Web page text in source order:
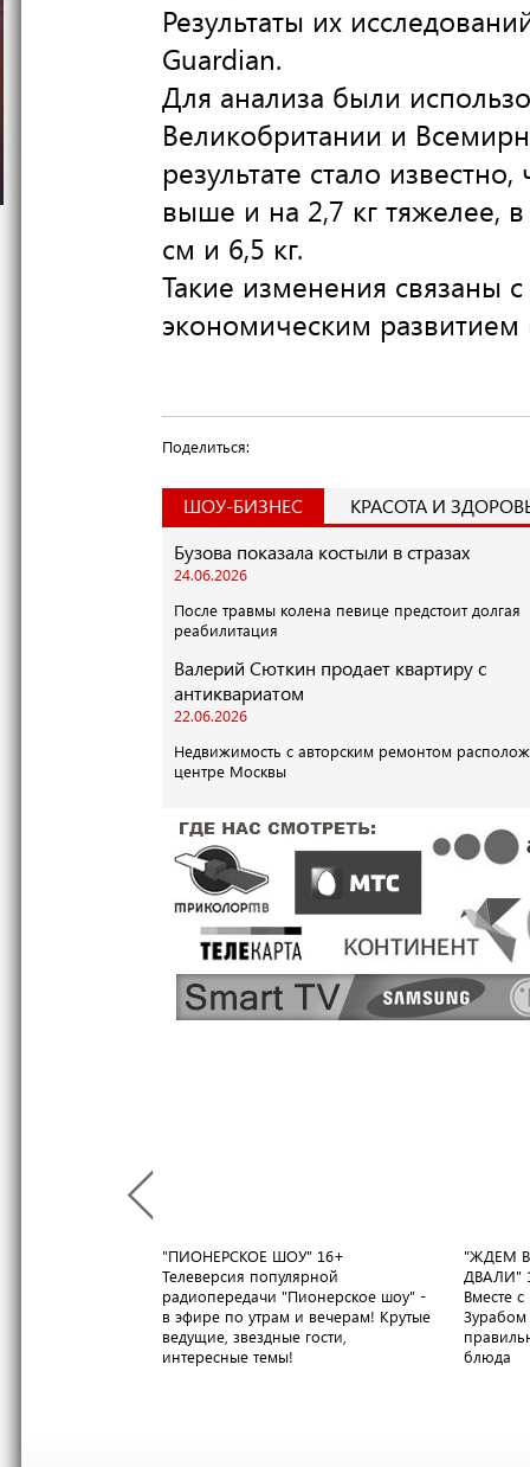
Результаты их
Guardian.
Для анализа были
Великобритании и
результате стало
выше и на 2,7 кг тяжелее,
см и 6,5 кг.
Такие изменения связаны
экономическим
Поделиться:
ШОУ-БИЗНЕС
КРАСОТА И
Бузова показала костыли в стразах
24.06.2026
После травмы колена певице предстоит долгая
реабилитация
Валерий Сюткин продает квартиру с
антиквариатом
22.06.2026
Недвижимость с авторским ремонтом
центре Москвы
"ПИОНЕРСКОЕ ШОУ" 16+
Телеверсия популярной
радиопередачи "Пионерское шоу" -
в эфире по утрам и вечерам! Крутые
ведущие, звездные гости,
интересные темы!
"ЖДЕМ
ДВАЛИ"
Вместе
Зурабом
блюда